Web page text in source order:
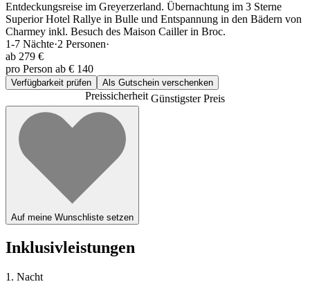
Entdeckungsreise im Greyerzerland. Übernachtung im 3 Sterne
Superior Hotel Rallye in Bulle und Entspannung in den Bädern von
Charmey inkl. Besuch des Maison Cailler in Broc.
1-7 Nächte·2 Personen·
ab 279 €
pro Person ab € 140
Verfügbarkeit prüfen Als Gutschein verschenken
PreissicherheitGünstigster Preis
Auf meine Wunschliste setzen
Inklusivleistungen
1. Nacht